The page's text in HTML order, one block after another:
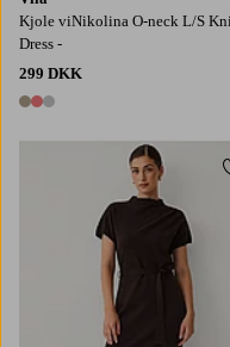
Kjole viNikolina O-neck L/S
Dress -
299 DKK
3 farver